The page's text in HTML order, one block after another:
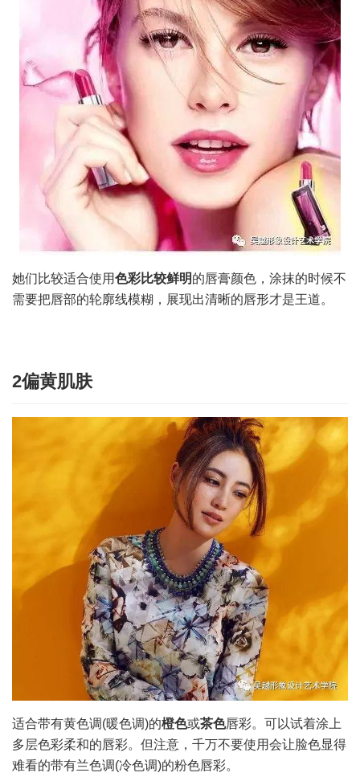
她们比较适合使用色彩比较鲜明的唇膏颜色，涂抹的时候不
需要把唇部的轮廓线模糊，展现出清晰的唇形才是王道。
2偏黄肌肤
适合带有黄色调(暖色调)的橙色或茶色唇彩。可以试着涂上
多层色彩柔和的唇彩。但注意，千万不要使用会让脸色显得
难看的带有兰色调(冷色调)的粉色唇彩。